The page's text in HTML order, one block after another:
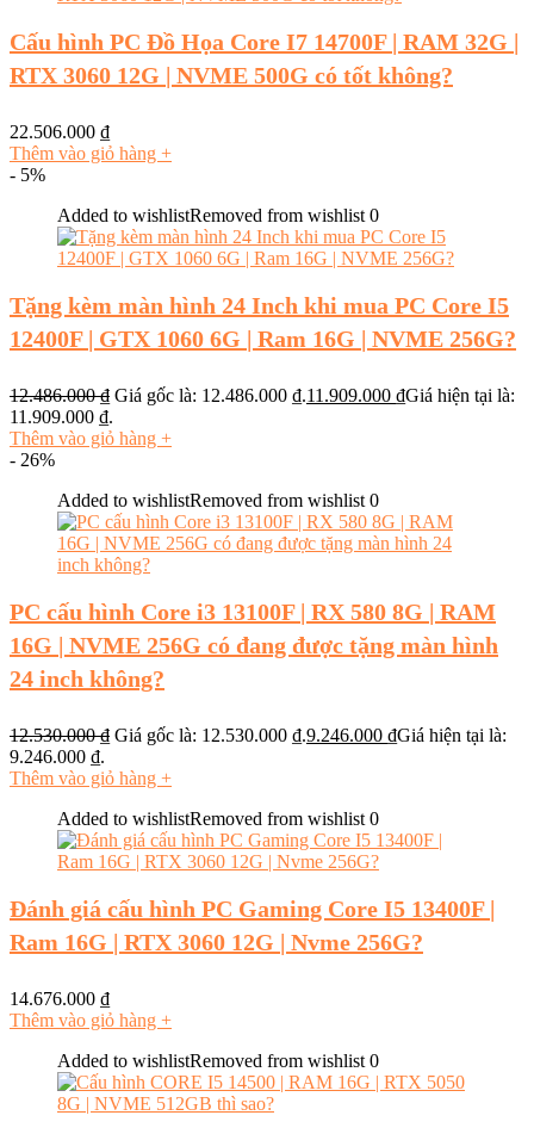
Cấu hình PC Đồ Họa Core I7 14700F | RAM 32G |
RTX 3060 12G | NVME 500G có tốt không?
22.506.000 ₫
Thêm vào giỏ hàng +
- 5%
Added to wishlistRemoved from wishlist 0
Tặng kèm màn hình 24 Inch khi mua PC Core I5
12400F | GTX 1060 6G | Ram 16G | NVME 256G?
12.486.000₫ Giá gốc là: 12.486.000 ₫.11.909.000 ₫Giá hiện tại là:
11.909.000 ₫.
Thêm vào giỏ hàng +
- 26%
Added to wishlistRemoved from wishlist 0
PC cấu hình Core i3 13100F | RX 580 8G | RAM
16G | NVME 256G có đang được tặng màn hình
24 inch không?
12.530.000₫ Giá gốc là: 12.530.000 ₫.9.246.000 ₫Giá hiện tại là:
9.246.000 ₫.
Thêm vào giỏ hàng +
Added to wishlistRemoved from wishlist 0
Đánh giá cấu hình PC Gaming Core I5 13400F |
Ram 16G | RTX 3060 12G | Nvme 256G?
14.676.000 ₫
Thêm vào giỏ hàng +
Added to wishlistRemoved from wishlist 0